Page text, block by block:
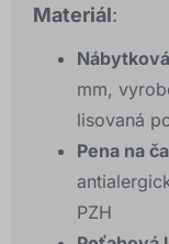
Materiál:
mm,
lisovaná
Pena na
PZH